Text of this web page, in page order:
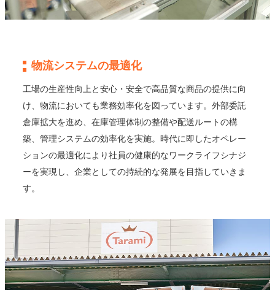
物流システムの最適化
工場の生産性向上と安心・安全で高品質な商品の提供に向
け、物流においても業務効率化を図っています。外部委託
倉庫拡大を進め、在庫管理体制の整備や配送ルートの構
築、管理システムの効率化を実施。時代に即したオペレー
ションの最適化により社員の健康的なワークライフシナジ
ーを実現し、企業としての持続的な発展を目指していきま
す。